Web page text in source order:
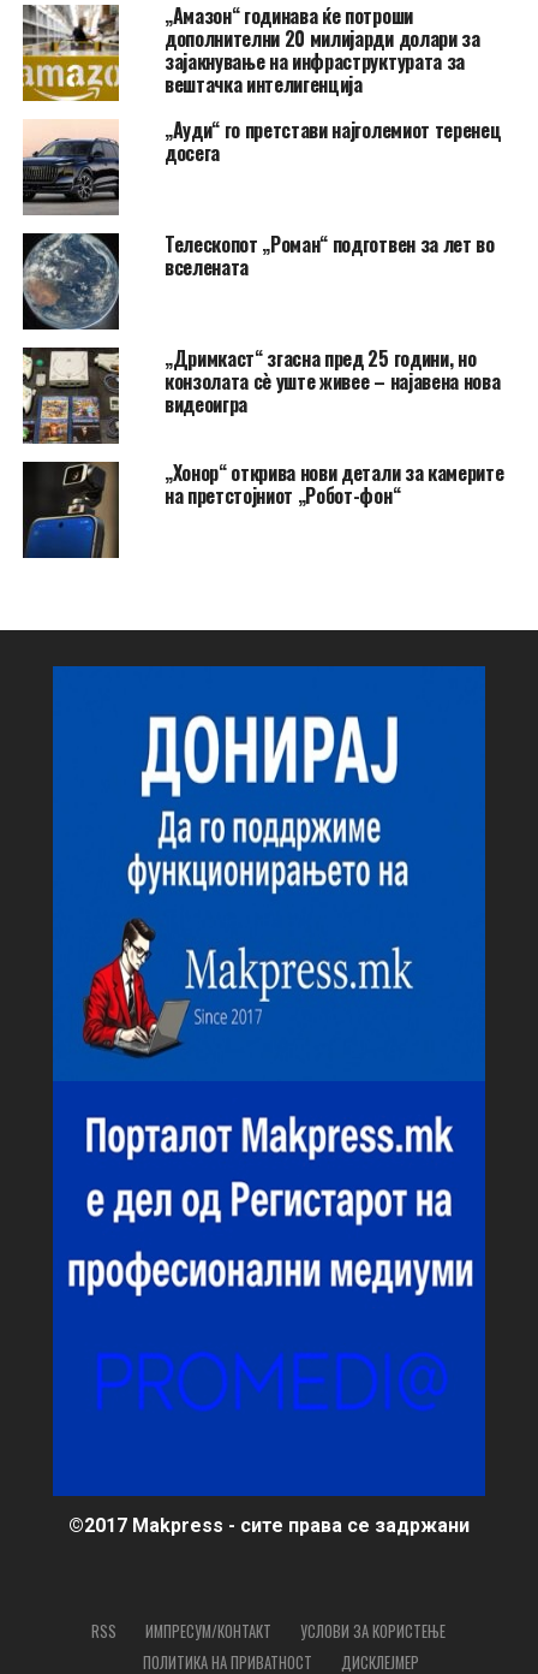
„Амазон“ годинава ќе потроши
дополнителни 20 милијарди долари за
зајакнување на инфраструктурата за
вештачка интелигенција
„Ауди“ го претстави најголемиот теренец
досега
Телескопот „Роман“ подготвен за лет во
вселената
„Дримкаст“ згасна пред 25 години, но
конзолата сè уште живее – најавена нова
видеоигра
„Хонор“ открива нови детали за камерите
на претстојниот „Робот-фон“
©2017 Makpress - сите права се задржани
RSS ИМПРЕСУМ/КОНТАКТ
УСЛОВИ ЗА КОРИСТЕЊЕ
ПОЛИТИКА НА ПРИВАТНОСТ
ДИСКЛЕЈМЕР